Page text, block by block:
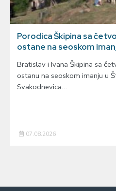
Porodica Škipina sa
ostane na seoskom
Bratislav i Ivana Škipina sa
ostanu na seoskom imanju u
Svakodnevica…
07.08.2026